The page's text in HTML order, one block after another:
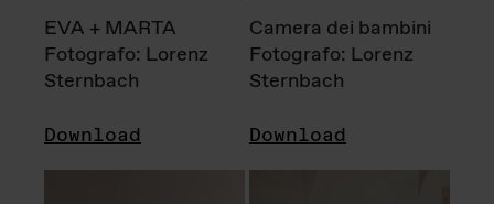
EVA + MARTA
Fotografo: Lorenz
Sternbach
Download
Camera dei bambini
Fotografo: Lorenz
Sternbach
Download